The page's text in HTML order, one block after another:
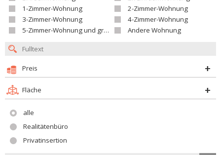
1-Zimmer-Wohnung
2-Zimmer-Wohnung
3-Zimmer-Wohnung
4-Zimmer-Wohnung
5-Zimmer-Wohnung und größer
Andere Wohnung
Preis
Fläche
alle
Realitätenbüro
Privatinsertion